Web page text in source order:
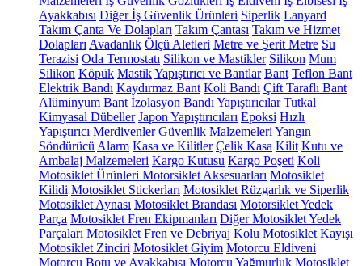
Ayakkabısı Diğer İş Güvenlik Ürünleri Siperlik Lanyard
Takım Çanta Ve Dolapları Takım Çantası Takım ve Hizmet
Dolapları Avadanlık Ölçü Aletleri Metre ve Şerit Metre Su
Terazisi Oda Termostatı Silikon ve Mastikler Silikon Mum
Silikon Köpük MastikYapıştırıcı ve Bantlar Bant Teflon Bant
Elektrik Bandı Kaydırmaz Bant Koli Bandı Çift Taraflı Bant
Alüminyum Bant İzolasyon Bandı Yapıştırıcılar Tutkal
Kimyasal Dübeller Japon Yapıştırıcıları Epoksi Hızlı
Yapıştırıcı Merdivenler Güvenlik Malzemeleri Yangın
Söndürücü Alarm Kasa ve Kilitler Çelik Kasa Kilit Kutu ve
Ambalaj Malzemeleri Kargo Kutusu Kargo Poşeti Koli
Motosiklet Ürünleri Motorsiklet Aksesuarları Motosiklet
Kilidi Motosiklet Stickerları Motosiklet Rüzgarlık ve Siperlik
Motosiklet Aynası Motosiklet Brandası Motorsiklet Yedek
Parça Motosiklet Fren Ekipmanları Diğer Motosiklet Yedek
Parçaları Motosiklet Fren ve Debriyaj Kolu Motosiklet Kayışı
Motosiklet Zinciri Motosiklet Giyim Motorcu Eldiveni
Motorcu Botu ve Ayakkabısı Motorcu Yağmurluk Motosiklet